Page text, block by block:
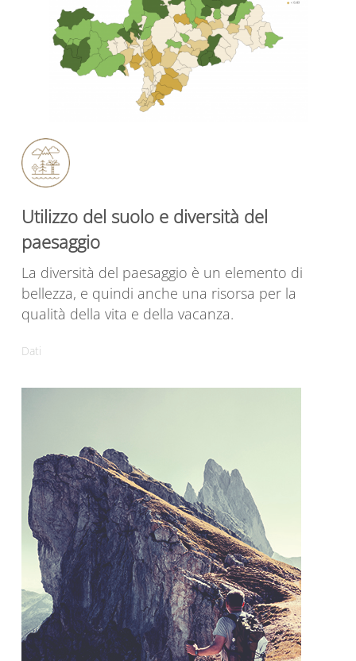
Utilizzo del suolo e diversità del
paesaggio
La diversità del paesaggio è un elemento di
bellezza, e quindi anche una risorsa per la
qualità della vita e della vacanza.
Dati